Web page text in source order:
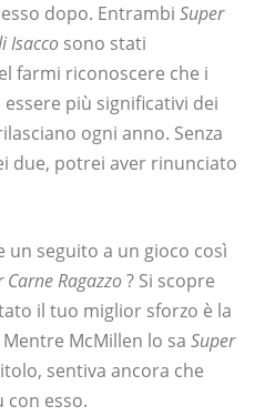
dopo. Entrambi Super
Isacco sono stati
farmi riconoscere che i
più significativi dei
ogni anno. Senza
due, potrei aver rinunciato
un seguito a un gioco così
Carne Ragazzo? Si scopre
il tuo miglior sforzo è la
McMillen lo sa Super
sentiva ancora che
esso.